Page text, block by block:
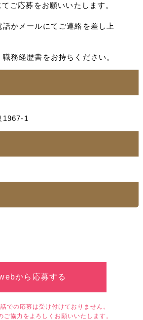
ご応募をお願いいたします。
かメールにてご連絡を差し上
務経歴書をお持ちください。
1967-1
から応募する
での応募は受け付けておりません。
ご協力をよろしくお願いいたします。